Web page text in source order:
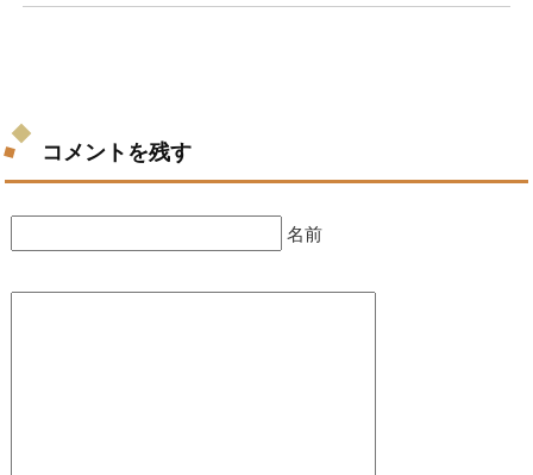
コメントを残す
名前